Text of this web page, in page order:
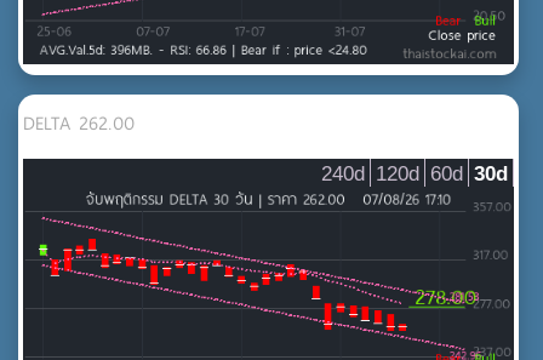
DELTA 262.00
30d
60d
120d
240d